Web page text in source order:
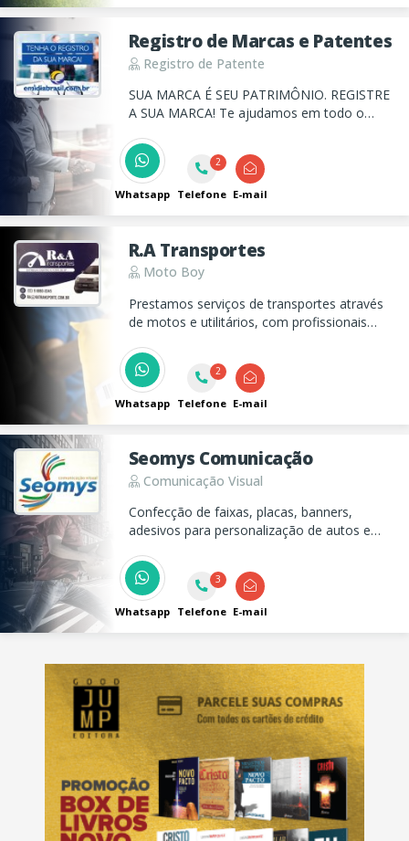
Registro de Marcas e Patentes
Registro de Patente
SUA MARCA É SEU PATRIMÔNIO. REGISTRE
A SUA MARCA! Te ajudamos em todo o
patente!
Whatsapp
2
Telefone E-mail
R.A Transportes
Moto Boy
Prestamos serviços de transportes através
de motos e utilitários, com profissionais
cargas em aeroportos, transportadoras,
entre outros...
Whatsapp
2
Telefone E-mail
Seomys Comunicação
Comunicação Visual
Confecção de faixas, placas, banners,
adesivos para personalização de autos e
Whatsapp
3
Telefone E-mail